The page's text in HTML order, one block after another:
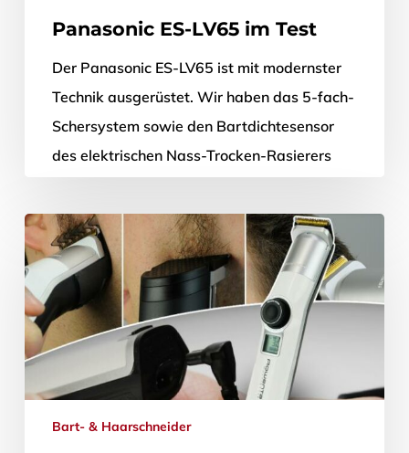
Panasonic ES-LV65 im Test
Der Panasonic ES-LV65 ist mit modernster
Technik ausgerüstet. Wir haben das 5-fach-
Schersystem sowie den Bartdichtesensor
des elektrischen Nass-Trocken-Rasierers
Anwendung…
17. Oktober 2013
Bart- & Haarschneider